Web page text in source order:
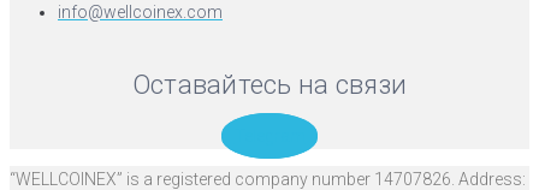
info@wellcoinex.com
Оставайтесь на связи
“WELLCOINEX” is a registered company number 14707826. Address: